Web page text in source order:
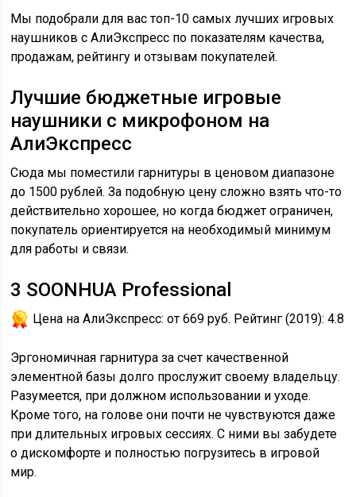
Мы подобрали для вас топ-10 самых лучших игровых
наушников с АлиЭкспресс по показателям качества,
продажам, рейтингу и отзывам покупателей.
Лучшие бюджетные игровые
наушники с микрофоном на
АлиЭкспресс
Сюда мы поместили гарнитуры в ценовом диапазоне
до 1500 рублей. За подобную цену сложно взять что-то
действительно хорошее, но когда бюджет ограничен,
покупатель ориентируется на необходимый минимум
для работы и связи.
3 SOONHUA Professional
Цена на АлиЭкспресс:от 669 руб. Рейтинг (2019):4.8
Эргономичная гарнитура за счет качественной
элементной базы долго прослужит своему владельцу.
Разумеется, при должном использовании и уходе.
Кроме того, на голове они почти не чувствуются даже
при длительных игровых сессиях. С ними вы забудете
о дискомфорте и полностью погрузитесь в игровой
мир.